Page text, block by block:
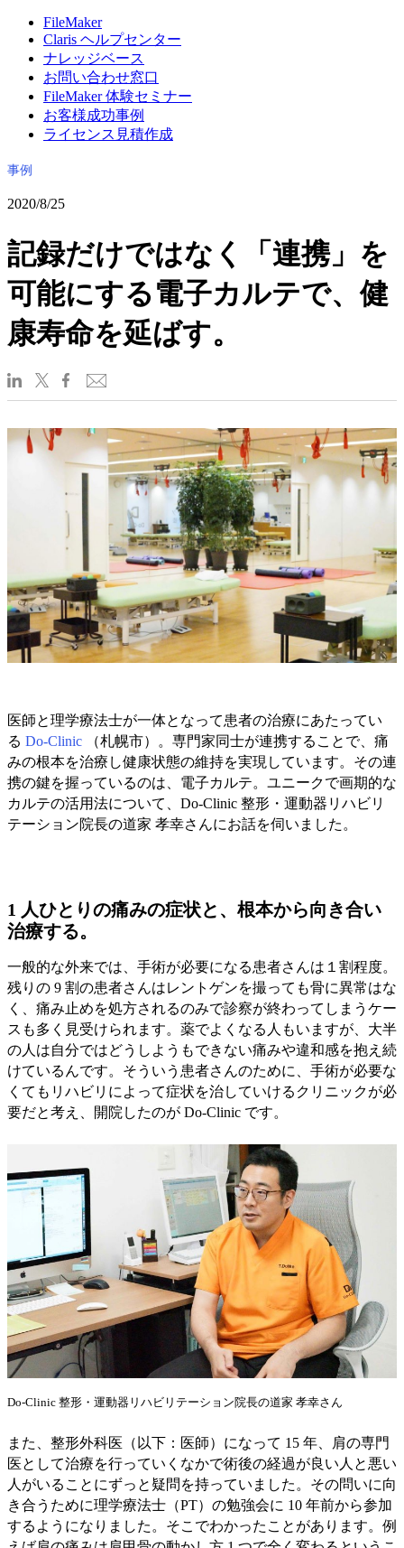
FileMaker
Claris ヘルプセンター
ナレッジベース
お問い合わせ窓口
FileMaker 体験セミナー
お客様成功事例
ライセンス見積作成
事例
2020/8/25
記録だけではなく「連携」を
可能にする電子カルテで、健
康寿命を延ばす。
医師と理学療法士が一体となって患者の治療にあたってい
る Do-Clinic （札幌市）。専門家同士が連携することで、痛
みの根本を治療し健康状態の維持を実現しています。その連
携の鍵を握っているのは、電子カルテ。ユニークで画期的な
カルテの活用法について、Do-Clinic 整形・運動器リハビリ
テーション院長の道家 孝幸さんにお話を伺いました。
1 人ひとりの痛みの症状と、根本から向き合い
治療する。
一般的な外来では、手術が必要になる患者さんは１割程度。
残りの 9 割の患者さんはレントゲンを撮っても骨に異常はな
く、痛み止めを処方されるのみで診察が終わってしまうケー
スも多く見受けられます。薬でよくなる人もいますが、大半
の人は自分ではどうしようもできない痛みや違和感を抱え続
けているんです。そういう患者さんのために、手術が必要な
くてもリハビリによって症状を治していけるクリニックが必
要だと考え、開院したのが Do-Clinic です。
Do-Clinic 整形・運動器リハビリテーション院長の道家 孝幸さん
また、整形外科医（以下：医師）になって 15 年、肩の専門
医として治療を行っていくなかで術後の経過が良い人と悪い
人がいることにずっと疑問を持っていました。その問いに向
き合うために理学療法士（PT）の勉強会に 10 年前から参加
するようになりました。そこでわかったことがあります。例